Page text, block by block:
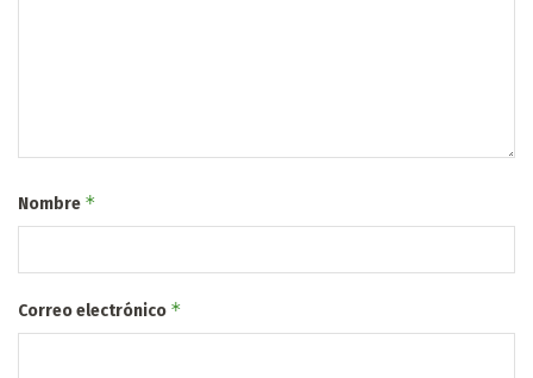
Nombre *
Correo electrónico *